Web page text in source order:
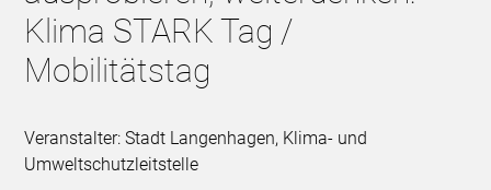
Klima STARK Tag /
Mobilitätstag
Veranstalter: Stadt Langenhagen, Klima- und
Umweltschutzleitstelle